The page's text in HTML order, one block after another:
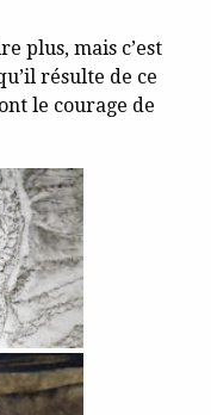
plus, mais c’est
résulte de ce
le courage de